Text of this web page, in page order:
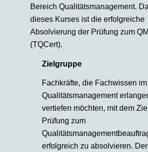
Bereich Qualitätsmanagement.
dieses Kurses ist die erfolgreiche
Absolvierung der Prüfung zum
(TQCert).
Zielgruppe
Fachkräfte, die Fachwissen
Qualitätsmanagement
vertiefen möchten, mit dem
Prüfung zum
erfolgreich zu absolvieren.